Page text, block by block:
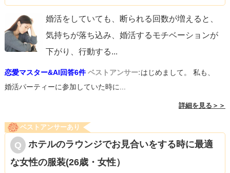
婚活をしていても、断られる回数が増えると、
気持ちが落ち込み、婚活するモチベーションが
下がり、行動する...
恋愛マスター&AI回答6件 ベストアンサー:はじめまして。 私も、
婚活パーティーに参加していた時に...
詳細を見る＞＞
ベストアンサーあり
ホテルのラウンジでお見合いをする時に最適
な女性の服装(26歳・女性）